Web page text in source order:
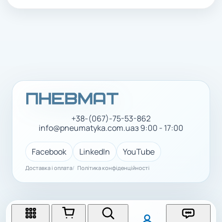
+38-(067)-75-53-862
info@pneumatyka.com.uaз 9:00 - 17:00
Facebook LinkedIn YouTube
Доставка і оплата Політика конфіденційності